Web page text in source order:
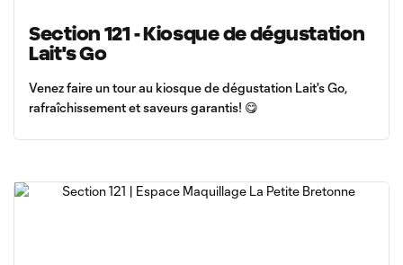
Section 121 - Kiosque de dégustation
Lait's Go
Venez faire un tour au kiosque de dégustation Lait's Go,
rafraîchissement et saveurs garantis! 😋